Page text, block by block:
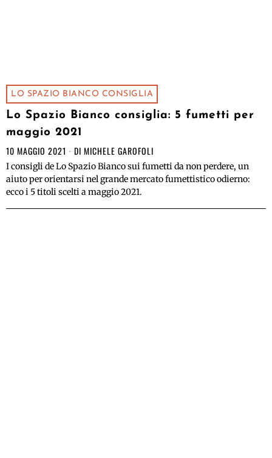
LO SPAZIO BIANCO CONSIGLIA
Lo Spazio Bianco consiglia: 5 fumetti per
maggio 2021
10 MAGGIO 2021 DI MICHELE GAROFOLI
I consigli de Lo Spazio Bianco sui fumetti da non perdere, un
aiuto per orientarsi nel grande mercato fumettistico odierno:
ecco i 5 titoli scelti a maggio 2021.